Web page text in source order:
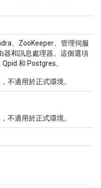
、ZooKeeper、管理伺服
器和訊息處理器。這個選項
和 Postgres。
不適用於正式環境。
不適用於正式環境。